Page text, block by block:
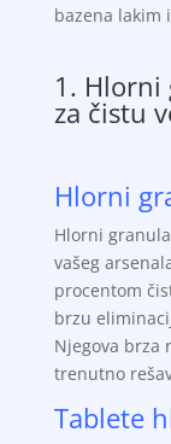
bazena lakim
1.
za čistu
Hlorni
Hlorni
vašeg
procentom
brzu
Njegova brza
trenutno
Tablete